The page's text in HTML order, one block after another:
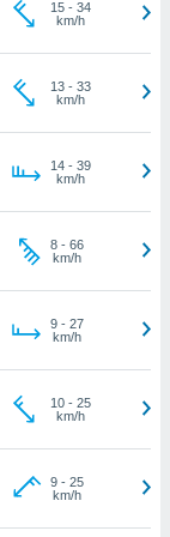
15- 34
km/h
13- 33
km/h
14- 39
km/h
8- 66
km/h
9- 27
km/h
10- 25
km/h
9- 25
km/h